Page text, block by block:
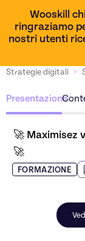
Wooskill
ringraziamo
nostri utenti
Strategie digitali >
Presentazione
🚀 Maximisez
🚀
FORMAZIONE